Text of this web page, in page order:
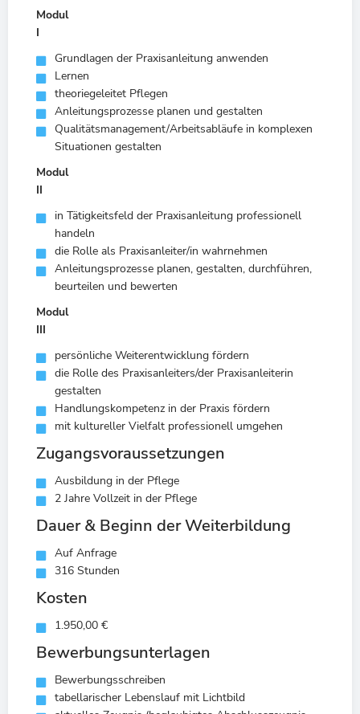
Modul
I
Grundlagen der Praxisanleitung anwenden
Lernen
theoriegeleitet Pflegen
Anleitungsprozesse planen und gestalten
Qualitätsmanagement/Arbeitsabläufe in komplexen
Situationen gestalten
Modul
II
in Tätigkeitsfeld der Praxisanleitung professionell
handeln
die Rolle als Praxisanleiter/in wahrnehmen
Anleitungsprozesse planen, gestalten, durchführen,
beurteilen und bewerten
Modul
III
persönliche Weiterentwicklung fördern
die Rolle des Praxisanleiters/der Praxisanleiterin
gestalten
Handlungskompetenz in der Praxis fördern
mit kultureller Vielfalt professionell umgehen
Zugangsvoraussetzungen
Ausbildung in der Pflege
2 Jahre Vollzeit in der Pflege
Dauer & Beginn der Weiterbildung
Auf Anfrage
316 Stunden
Kosten
1.950,00 €
Bewerbungsunterlagen
Bewerbungsschreiben
tabellarischer Lebenslauf mit Lichtbild